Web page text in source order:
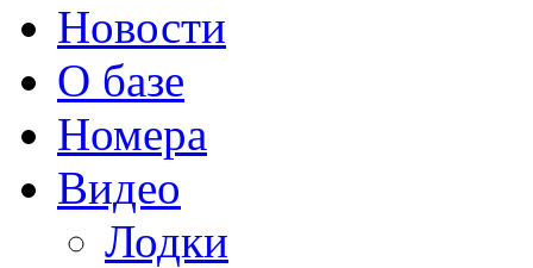
Новости
О базе
Номера
Видео
Лодки